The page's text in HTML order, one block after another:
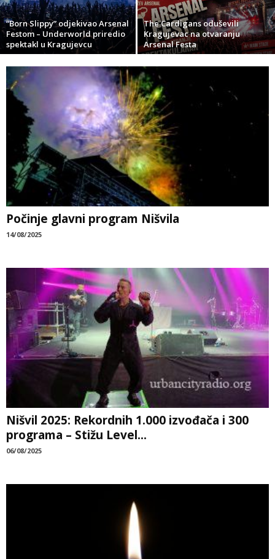
“Born Slippy” odjekivao Arsenal
Festom – Underworld priredio
spektakl u Kragujevcu
The Cardigans oduševili
Kragujevac na otvaranju
Arsenal Festa
Počinje glavni program Nišvila
14/08/2025
Nišvil 2025: Rekordnih 1.000 izvođača i 300
programa – Stižu Level...
06/08/2025